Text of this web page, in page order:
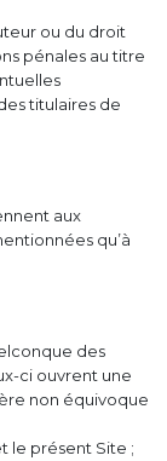
ou du droit
pénales au titre
titulaires de
aux
qu’à
des
ci ouvrent une
non équivoque
le présent Site ;